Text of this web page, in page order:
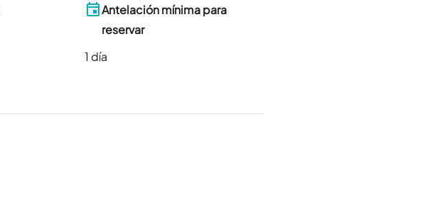
Antelación mínima para
reservar
1 día